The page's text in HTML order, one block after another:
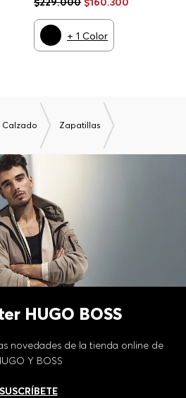
+ 1 Color
Calzado Zapatillas
HUGO BOSS
novedades de la tienda online de
Y BOSS
SUSCRÍBETE